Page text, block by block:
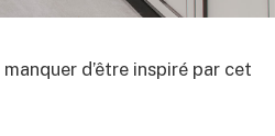
d’être inspiré par cet